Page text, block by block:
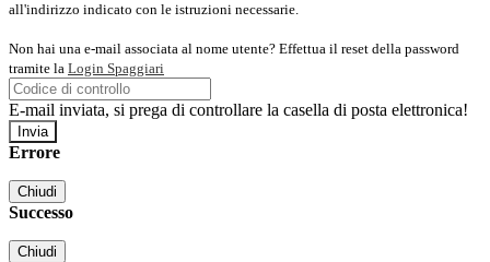
all'indirizzo indicato con le istruzioni necessarie.
Non hai una e-mail associata al nome utente? Effettua il reset della password
tramite la Login Spaggiari
E-mail inviata, si prega di controllare la casella di posta elettronica!
Errore
Chiudi
Successo
Chiudi